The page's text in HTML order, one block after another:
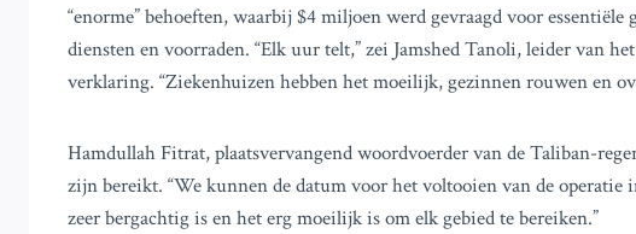
“enorme” behoeften, waarbij $4 miljoen werd gevraagd voor
diensten en voorraden. “Elk uur telt,” zei Jamshed Tanoli, leider van
verklaring. “Ziekenhuizen hebben het moeilijk, gezinnen rouwen en
Hamdullah Fitrat, plaatsvervangend woordvoerder van de Taliban-
zijn bereikt. “We kunnen de datum voor het voltooien van de operatie
zeer bergachtig is en het erg moeilijk is om elk gebied te bereiken.”